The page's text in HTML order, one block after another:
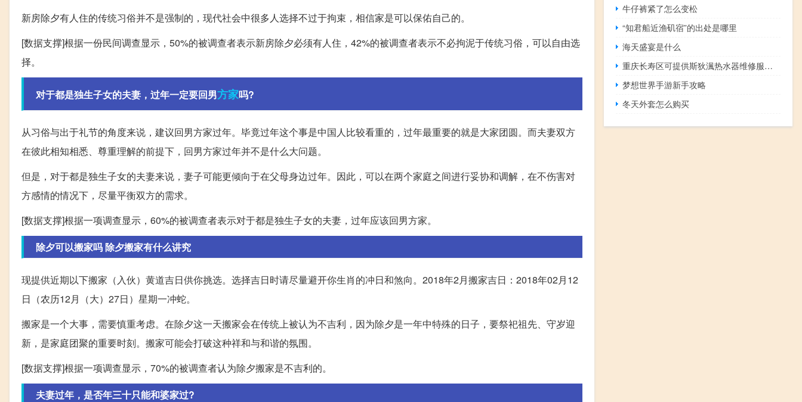
新房除夕有人住的传统习俗并不是强制的，现代社会中很多人选择不过于拘束，相信家是可以保佑自己的。
[数据支撑]根据一份民间调查显示，50%的被调查者表示新房除夕必须有人住，42%的被调查者表示不必拘泥于传统习俗，可以自由选
择。
对于都是独生子女的夫妻，过年一定要回男方家吗?
从习俗与出于礼节的角度来说，建议回男方家过年。毕竟过年这个事是中国人比较看重的，过年最重要的就是大家团圆。而夫妻双方
在彼此相知相悉、尊重理解的前提下，回男方家过年并不是什么大问题。
但是，对于都是独生子女的夫妻来说，妻子可能更倾向于在父母身边过年。因此，可以在两个家庭之间进行妥协和调解，在不伤害对
方感情的情况下，尽量平衡双方的需求。
[数据支撑]根据一项调查显示，60%的被调查者表示对于都是独生子女的夫妻，过年应该回男方家。
除夕可以搬家吗 除夕搬家有什么讲究
现提供近期以下搬家（入伙）黄道吉日供你挑选。选择吉日时请尽量避开你生肖的冲日和煞向。2018年2月搬家吉日：2018年02月12
日（农历12月（大）27日）星期一冲蛇。
搬家是一个大事，需要慎重考虑。在除夕这一天搬家会在传统上被认为不吉利，因为除夕是一年中特殊的日子，要祭祀祖先、守岁迎
新，是家庭团聚的重要时刻。搬家可能会打破这种祥和与和谐的氛围。
[数据支撑]根据一项调查显示，70%的被调查者认为除夕搬家是不吉利的。
夫妻过年，是否年三十只能和婆家过?
牛仔裤紧了怎么变松
“知君船近渔矶宿”的出处是哪里
海天盛宴是什么
重庆长寿区可提供斯狄渢热水器维修服务地址在哪
梦想世界手游新手攻略
冬天外套怎么购买